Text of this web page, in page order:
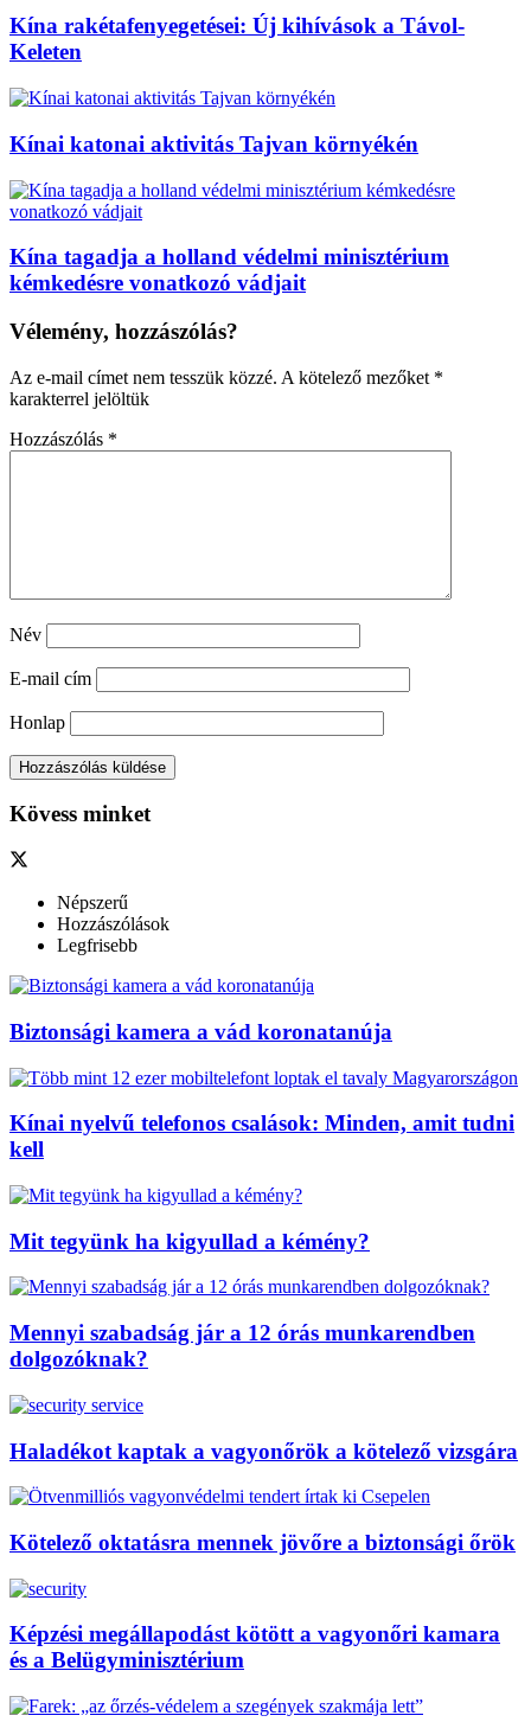
Kína rakétafenyegetései: Új kihívások a Távol-
Keleten
Kínai katonai aktivitás Tajvan környékén
Kína tagadja a holland védelmi minisztérium
kémkedésre vonatkozó vádjait
Vélemény, hozzászólás?
Az e-mail címet nem tesszük közzé. A kötelező mezőket *
karakterrel jelöltük
Hozzászólás *
Név
E-mail cím
Honlap
Kövess minket
Népszerű
Hozzászólások
Legfrisebb
Biztonsági kamera a vád koronatanúja
Kínai nyelvű telefonos csalások: Minden, amit tudni
kell
Mit tegyünk ha kigyullad a kémény?
Mennyi szabadság jár a 12 órás munkarendben
dolgozóknak?
Haladékot kaptak a vagyonőrök a kötelező vizsgára
Kötelező oktatásra mennek jövőre a biztonsági őrök
Képzési megállapodást kötött a vagyonőri kamara
és a Belügyminisztérium